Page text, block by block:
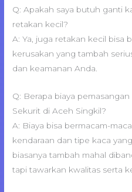
Q: Apakah saya butuh ganti
retakan kecil?
A: Ya, juga retakan kecil bisa
kerusakan yang tambah
dan keamanan Anda.
Q: Berapa biaya
Sekurit di Aceh Singkil?
A: Biaya bisa bermacam-
kendaraan dan tipe kaca
biasanya tambah mahal
tapi tawarkan kwalitas serta